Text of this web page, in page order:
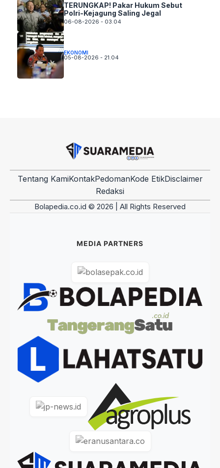
TERUNGKAP! Pakar Hukum Sebut
Polri-Kejagung Saling Jegal
06-08-2026 - 03.04
EKONOMI
05-08-2026 - 21.04
Tentang KamiKontakPedomanKode EtikDisclaimer
Redaksi
Bolapedia.co.id © 2026 | All Rights Reserved
MEDIA PARTNERS